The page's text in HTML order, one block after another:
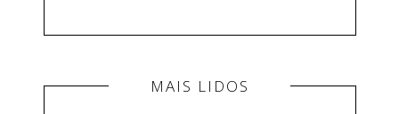
MAIS LIDOS